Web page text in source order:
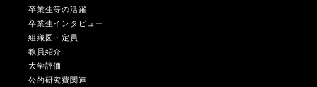
卒業生等の活躍
卒業生インタビュー
組織図・定員
教員紹介
大学評価
公的研究費関連